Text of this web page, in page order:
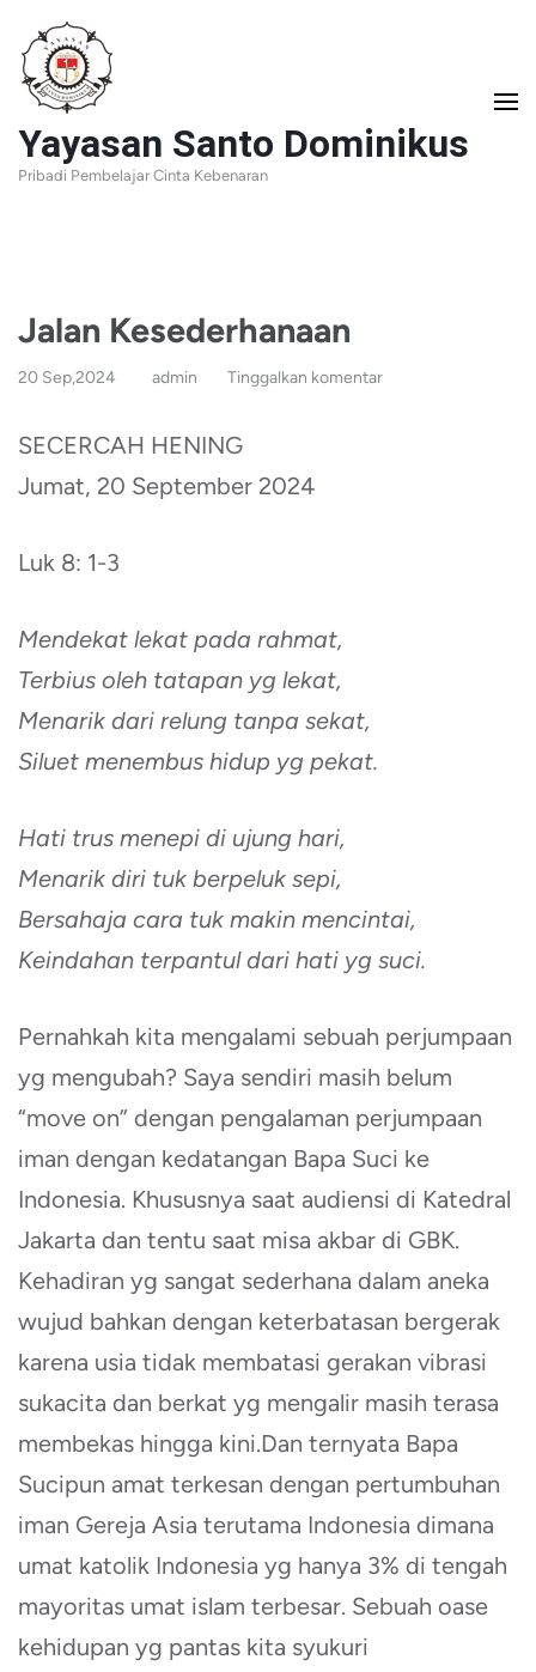
Lompat
ke
konten
(Tekan
Enter)
Yayasan Santo Dominikus
Pribadi Pembelajar Cinta Kebenaran
Jalan Kesederhanaan
20 Sep,2024 admin Tinggalkan komentar
SECERCAH HENING
Jumat, 20 September 2024
Luk 8: 1-3
Mendekat lekat pada rahmat,
Terbius oleh tatapan yg lekat,
Menarik dari relung tanpa sekat,
Siluet menembus hidup yg pekat.
Hati trus menepi di ujung hari,
Menarik diri tuk berpeluk sepi,
Bersahaja cara tuk makin mencintai,
Keindahan terpantul dari hati yg suci.
Pernahkah kita mengalami sebuah perjumpaan
yg mengubah? Saya sendiri masih belum
“move on” dengan pengalaman perjumpaan
iman dengan kedatangan Bapa Suci ke
Indonesia. Khususnya saat audiensi di Katedral
Jakarta dan tentu saat misa akbar di GBK.
Kehadiran yg sangat sederhana dalam aneka
wujud bahkan dengan keterbatasan bergerak
karena usia tidak membatasi gerakan vibrasi
sukacita dan berkat yg mengalir masih terasa
membekas hingga kini.Dan ternyata Bapa
Sucipun amat terkesan dengan pertumbuhan
iman Gereja Asia terutama Indonesia dimana
umat katolik Indonesia yg hanya 3% di tengah
mayoritas umat islam terbesar. Sebuah oase
kehidupan yg pantas kita syukuri